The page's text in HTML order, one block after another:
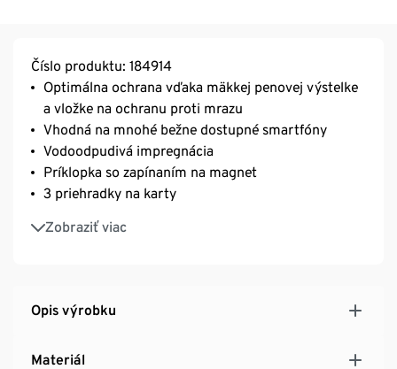
Číslo produktu: 184914
Optimálna ochrana vďaka mäkkej penovej výstelke
a vložke na ochranu proti mrazu
Vhodná na mnohé bežne dostupné smartfóny
Vodoodpudivá impregnácia
Príklopka so zapínaním na magnet
3 priehradky na karty
Zobraziť viac
Zips s vodoodpudivou povrchovou úpravou
Opis výrobku
Materiál